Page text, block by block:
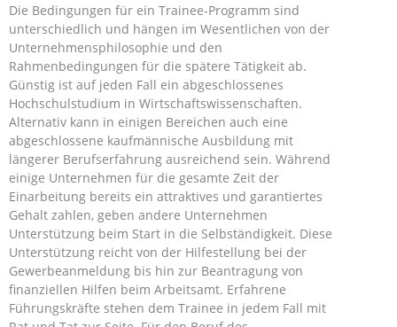
Die Bedingungen für ein Trainee-Programm sind
unterschiedlich und hängen im Wesentlichen von der
Unternehmensphilosophie und den
Rahmenbedingungen für die spätere Tätigkeit ab.
Günstig ist auf jeden Fall ein abgeschlossenes
Hochschulstudium in Wirtschaftswissenschaften.
Alternativ kann in einigen Bereichen auch eine
abgeschlossene kaufmännische Ausbildung mit
längerer Berufserfahrung ausreichend sein. Während
einige Unternehmen für die gesamte Zeit der
Einarbeitung bereits ein attraktives und garantiertes
Gehalt zahlen, geben andere Unternehmen
Unterstützung beim Start in die Selbständigkeit. Diese
Unterstützung reicht von der Hilfestellung bei der
Gewerbeanmeldung bis hin zur Beantragung von
finanziellen Hilfen beim Arbeitsamt. Erfahrene
Führungskräfte stehen dem Trainee in jedem Fall mit